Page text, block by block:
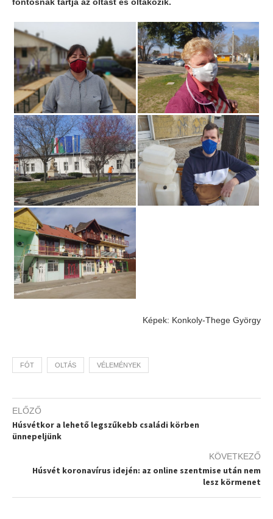
Képek: Konkoly-Thege György
FÓT OLTÁS VÉLEMÉNYEK
ELŐZŐ
Húsvétkor a lehető legszűkebb családi körben
ünnepeljünk
KÖVETKEZŐ
Húsvét koronavírus idején: az online szentmise után nem
lesz körmenet